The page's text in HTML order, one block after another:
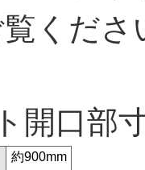
くださ
開口部
約900mm